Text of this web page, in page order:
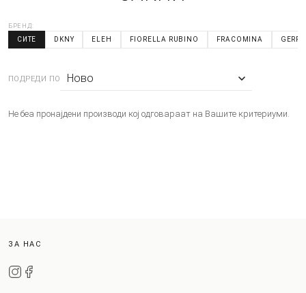
БРЕНД:
СИТЕ DKNY ELEH FIORELLA RUBINO FRACOMINA
ПОДРЕДИ ПО
Не беа пронајдени производи кој одговараат на Вашите критериуми.
ЗА НАС